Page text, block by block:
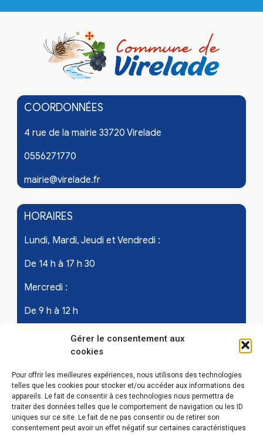
Gérer le consentement aux
cookies
Pour offrir les meilleures expériences, nous utilisons des technologies
telles que les cookies pour stocker et/ou accéder aux informations des
appareils. Le fait de consentir à ces technologies nous permettra de
traiter des données telles que le comportement de navigation ou les ID
uniques sur ce site. Le fait de ne pas consentir ou de retirer son
consentement peut avoir un effet négatif sur certaines caractéristiques
COORDONNÉES
4 rue de la mairie 33720 Virelade
0556271770
mairie@virelade.fr
HORAIRES
Lundi, Mardi, Jeudi et Vendredi :
De 14 h à 17 h 30
Mercredi :
De 9 h à 12 h
Samedi - les 1er et 3ème de chaque mois :
De 9 h à 12 h
LIENS UTILES
Mentions légales